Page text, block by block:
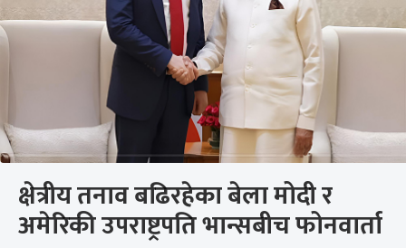
क्षेत्रीय तनाव बढिरहेका बेला मोदी र
अमेरिकी उपराष्ट्रपति भान्सबीच फोनवार्ता